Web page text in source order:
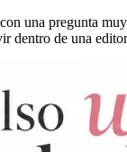
una pregunta
dentro de una